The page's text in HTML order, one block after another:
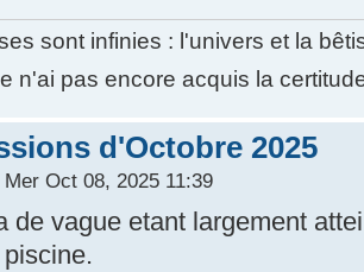
sont infinies : l'univers et la
n'ai pas encore acquis la
d'Octobre 2025
Mer Oct 08, 2025 11:39
de vague etant largement